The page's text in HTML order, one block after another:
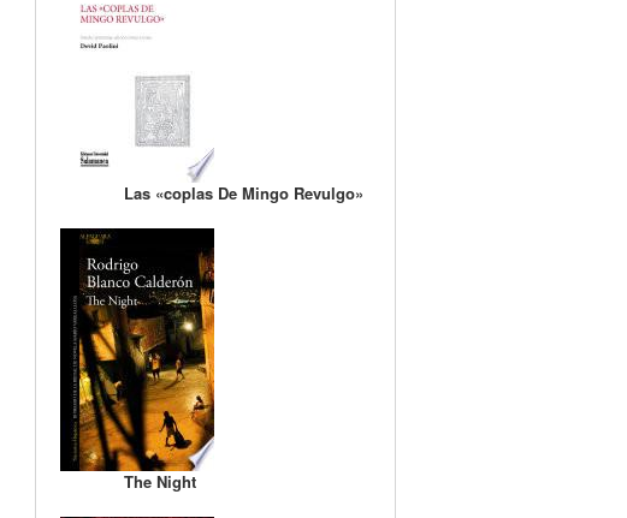
Las «coplas De Mingo Revulgo»
The Night